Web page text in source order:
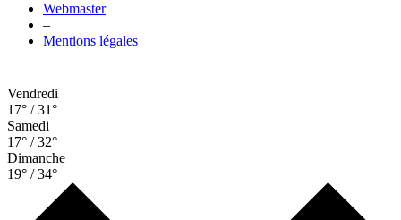
Webmaster
–
Mentions légales
Vendredi
17° / 31°
Samedi
17° / 32°
Dimanche
19° / 34°